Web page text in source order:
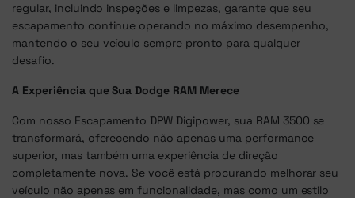
regular, incluindo inspeções e limpezas, garante que seu
escapamento continue operando no máximo desempenho,
mantendo o seu veículo sempre pronto para qualquer
desafio.
A Experiência que Sua Dodge RAM Merece
Com nosso Escapamento DPW Digipower, sua RAM 3500 se
transformará, oferecendo não apenas uma performance
superior, mas também uma experiência de direção
completamente nova. Se você está procurando melhorar seu
veículo não apenas em funcionalidade, mas como um estilo